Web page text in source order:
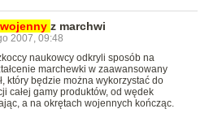
wojenny z marchwi
2007, 09:48
naukowcy odkryli sposób na
marchewki w zaawansowany
który będzie można wykorzystać do
całej gamy produktów, od wędek
a na okrętach wojennych kończąc.